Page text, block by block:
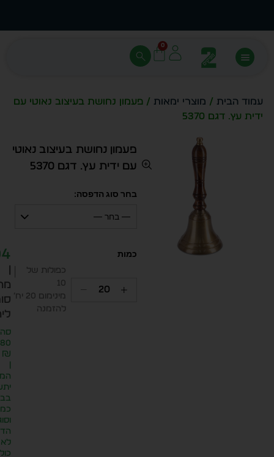
0
עמוד הבית / מוצרי ימאות / פעמון נחושת בעיצוב נאוטי עם
ידית עץ. דגם 5370
פעמון נחושת בעיצוב נאוטי
עם ידית עץ. דגם 5370
בחר סוג הדפסה:
— בחר —
כפולות של
10
מינימום 20 יח׳
להזמנה
₪
לא